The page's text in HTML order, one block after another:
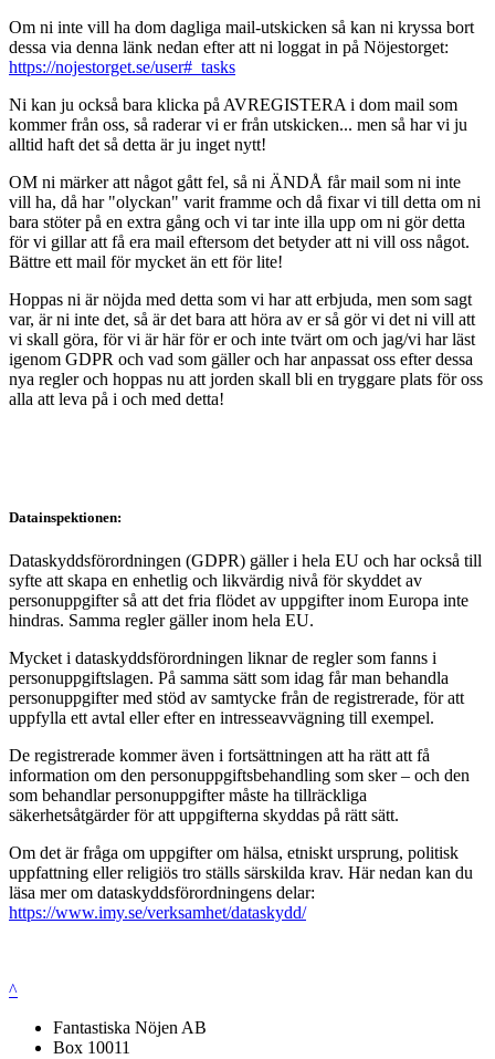
Om ni inte vill ha dom dagliga mail-utskicken så kan ni kryssa bort
dessa via denna länk nedan efter att ni loggat in på Nöjestorget:
https://nojestorget.se/user#_tasks
Ni kan ju också bara klicka på AVREGISTERA i dom mail som
kommer från oss, så raderar vi er från utskicken... men så har vi ju
alltid haft det så detta är ju inget nytt!
OM ni märker att något gått fel, så ni ÄNDÅ får mail som ni inte
vill ha, då har "olyckan" varit framme och då fixar vi till detta om ni
bara stöter på en extra gång och vi tar inte illa upp om ni gör detta
för vi gillar att få era mail eftersom det betyder att ni vill oss något.
Bättre ett mail för mycket än ett för lite!
Hoppas ni är nöjda med detta som vi har att erbjuda, men som sagt
var, är ni inte det, så är det bara att höra av er så gör vi det ni vill att
vi skall göra, för vi är här för er och inte tvärt om och jag/vi har läst
igenom GDPR och vad som gäller och har anpassat oss efter dessa
nya regler och hoppas nu att jorden skall bli en tryggare plats för oss
alla att leva på i och med detta!
Datainspektionen:
Dataskyddsförordningen (GDPR) gäller i hela EU och har också till
syfte att skapa en enhetlig och likvärdig nivå för skyddet av
personuppgifter så att det fria flödet av uppgifter inom Europa inte
hindras. Samma regler gäller inom hela EU.
Mycket i dataskyddsförordningen liknar de regler som fanns i
personuppgiftslagen. På samma sätt som idag får man behandla
personuppgifter med stöd av samtycke från de registrerade, för att
uppfylla ett avtal eller efter en intresseavvägning till exempel.
De registrerade kommer även i fortsättningen att ha rätt att få
information om den personuppgiftsbehandling som sker – och den
som behandlar personuppgifter måste ha tillräckliga
säkerhetsåtgärder för att uppgifterna skyddas på rätt sätt.
Om det är fråga om uppgifter om hälsa, etniskt ursprung, politisk
uppfattning eller religiös tro ställs särskilda krav. Här nedan kan du
läsa mer om dataskyddsförordningens delar:
https://www.imy.se/verksamhet/dataskydd/
^
Fantastiska Nöjen AB
Box 10011